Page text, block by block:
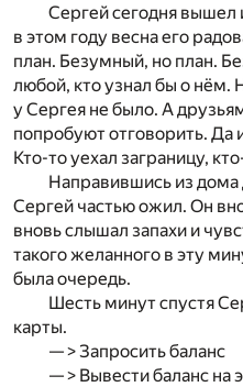
Сергей сегодня вышел
в этом году весна его
план. Безумный, но план.
любой, кто узнал бы о нём.
у Сергея не было. А
попробуют отговорить. Да
Кто-то уехал заграницу,
Направившись из
Сергей частью ожил. Он
вновь слышал запахи и
такого желанного в эту
была очередь.
Шесть минут спустя
карты.
— > Запросить баланс
— > Вывести баланс на